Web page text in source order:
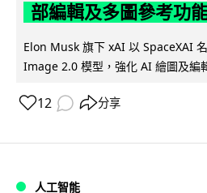
部編輯及多圖參考功
Elon Musk 旗下 xAI 以 SpaceXAI
Image 2.0 模型，強化 AI 繪圖及編
12 分享
人工智能